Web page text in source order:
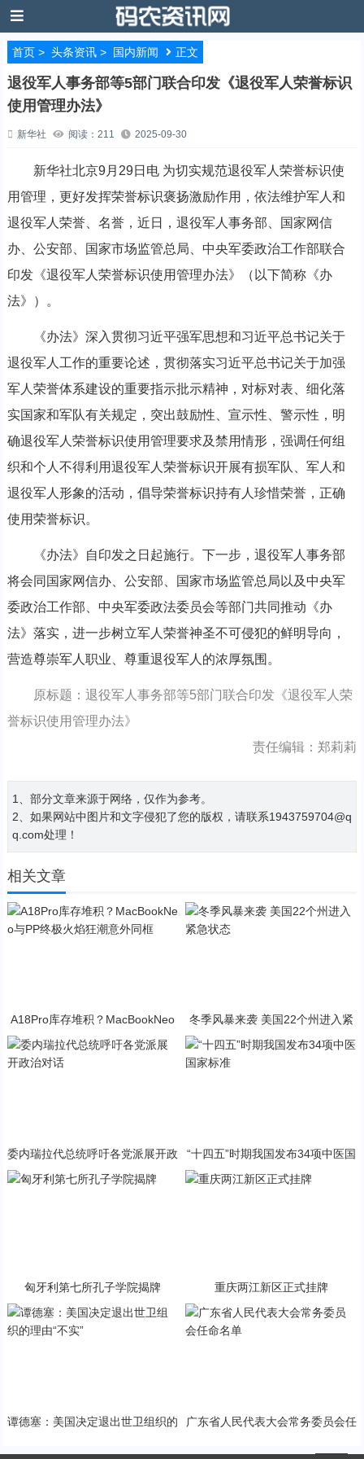
首页> 头条资讯> 国内新闻 正文
退役军人事务部等5部门联合印发《退役军人荣誉标识
使用管理办法》
新华社 阅读：211 2025-09-30
新华社北京9月29日电 为切实规范退役军人荣誉标识使
用管理，更好发挥荣誉标识褒扬激励作用，依法维护军人和
退役军人荣誉、名誉，近日，退役军人事务部、国家网信
办、公安部、国家市场监管总局、中央军委政治工作部联合
印发《退役军人荣誉标识使用管理办法》（以下简称《办
法》）。
《办法》深入贯彻习近平强军思想和习近平总书记关于
退役军人工作的重要论述，贯彻落实习近平总书记关于加强
军人荣誉体系建设的重要指示批示精神，对标对表、细化落
实国家和军队有关规定，突出鼓励性、宣示性、警示性，明
确退役军人荣誉标识使用管理要求及禁用情形，强调任何组
织和个人不得利用退役军人荣誉标识开展有损军队、军人和
退役军人形象的活动，倡导荣誉标识持有人珍惜荣誉，正确
使用荣誉标识。
《办法》自印发之日起施行。下一步，退役军人事务部
将会同国家网信办、公安部、国家市场监管总局以及中央军
委政治工作部、中央军委政法委员会等部门共同推动《办
法》落实，进一步树立军人荣誉神圣不可侵犯的鲜明导向，
营造尊崇军人职业、尊重退役军人的浓厚氛围。
原标题：退役军人事务部等5部门联合印发《退役军人荣
誉标识使用管理办法》
责任编辑：郑莉莉
1、部分文章来源于网络，仅作为参考。
2、如果网站中图片和文字侵犯了您的版权，请联系1943759704@q
q.com处理！
相关文章
A18Pro库存堆积？MacBookNeo
与PP终极火焰狂潮意外同框
冬季风暴来袭 美国22个州进入紧
急状态
委内瑞拉代总统呼吁各党派展开政
“十四五”时期我国发布34项中医国
匈牙利第七所孔子学院揭牌 重庆两江新区正式挂牌
谭德塞：美国决定退出世卫组织的
广东省人民代表大会常务委员会任